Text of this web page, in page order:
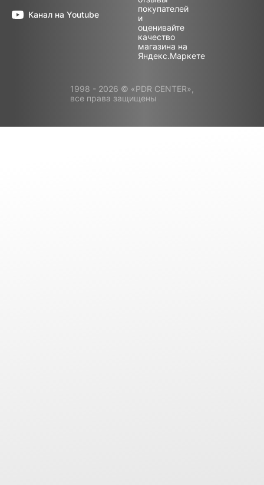
Канал на Youtube
1998 - 2026 © «PDR CENTER»,
все права защищены